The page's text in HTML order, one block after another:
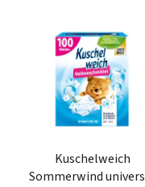
Kuschelweich
Sommerwind